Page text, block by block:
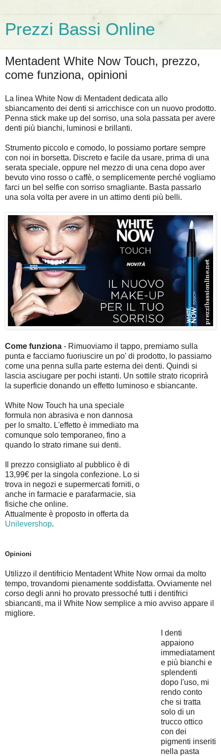
Prezzi Bassi Online
Mentadent White Now Touch, prezzo,
come funziona, opinioni
La linea White Now di Mentadent dedicata allo
sbiancamento dei denti si arricchisce con un nuovo prodotto.
Penna stick make up del sorriso, una sola passata per avere
denti più bianchi, luminosi e brillanti.
Strumento piccolo e comodo, lo possiamo portare sempre
con noi in borsetta. Discreto e facile da usare, prima di una
serata speciale, oppure nel mezzo di una cena dopo aver
bevuto vino rosso o caffè, o semplicemente perché vogliamo
farci un bel selfie con sorriso smagliante. Basta passarlo
una sola volta per avere in un attimo denti più belli.
Come funziona - Rimuoviamo il tappo, premiamo sulla
punta e facciamo fuoriuscire un po' di prodotto, lo passiamo
come una penna sulla parte esterna dei denti. Quindi si
lascia asciugare per pochi istanti. Un sottile strato ricoprirà
la superficie donando un effetto luminoso e sbiancante.
White Now Touch ha una speciale
formula non abrasiva e non dannosa
per lo smalto. L'effetto è immediato ma
comunque solo temporaneo, fino a
quando lo strato rimane sui denti.
Il prezzo consigliato al pubblico è di
13,99€ per la singola confezione. Lo si
trova in negozi e supermercati forniti, o
anche in farmacie e parafarmacie, sia
fisiche che online.
Attualmente è proposto in offerta da
Unilevershop.
Opinioni
Utilizzo il dentifricio Mentadent White Now ormai da molto
tempo, trovandomi pienamente soddisfatta. Ovviamente nel
corso degli anni ho provato pressoché tutti i dentifrici
sbiancanti, ma il White Now semplice a mio avviso appare il
migliore.
I denti
appaiono
immediatament
e più bianchi e
splendenti
dopo l'uso, mi
rendo conto
che si tratta
solo di un
trucco ottico
con dei
pigmenti inseriti
nella pasta